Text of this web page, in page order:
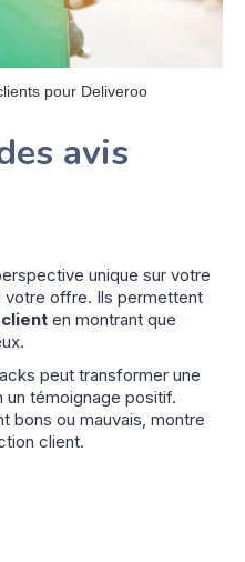
pour Deliveroo
avis
unique sur votre
votre offre. Ils permettent
en montrant que
peut transformer une
témoignage positif.
bons ou mauvais, montre
client.